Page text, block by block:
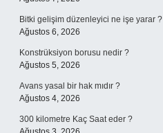
Bitki gelişim düzenleyici ne işe yarar ?
Ağustos 6, 2026
Konstrüksiyon borusu nedir ?
Ağustos 5, 2026
Avans yasal bir hak mıdır ?
Ağustos 4, 2026
300 kilometre Kaç Saat eder ?